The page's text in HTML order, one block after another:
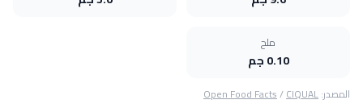
ملح
0.10 جم
المصدر: Open Food Facts/CIQUAL